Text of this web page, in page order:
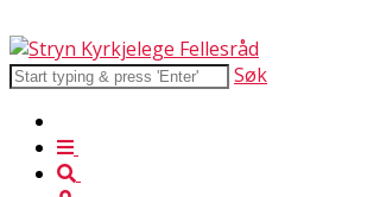
Søk